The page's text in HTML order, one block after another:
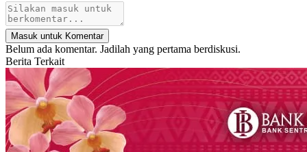
Masuk untuk Komentar
Belum ada komentar. Jadilah yang pertama berdiskusi.
Berita Terkait